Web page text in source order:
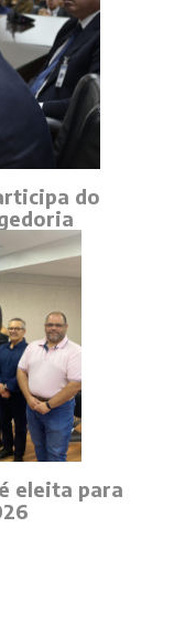
do
eleita para